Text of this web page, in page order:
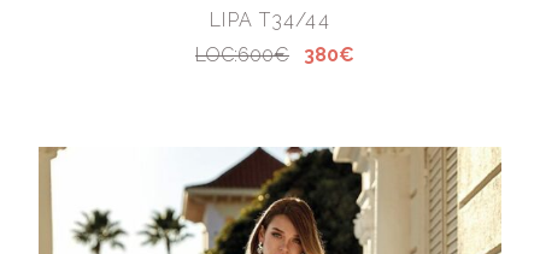
LIPA T34/44
LOC:600€
380€